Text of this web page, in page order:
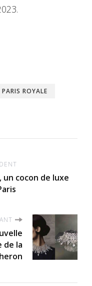
PARIS ROYALE
cocon de luxe
de la